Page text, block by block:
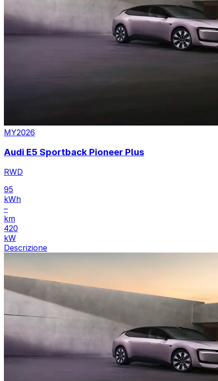
MY2026
Audi E5 Sportback Pioneer Plus
RWD
95
kWh
–
km
420
kW
Descrizione